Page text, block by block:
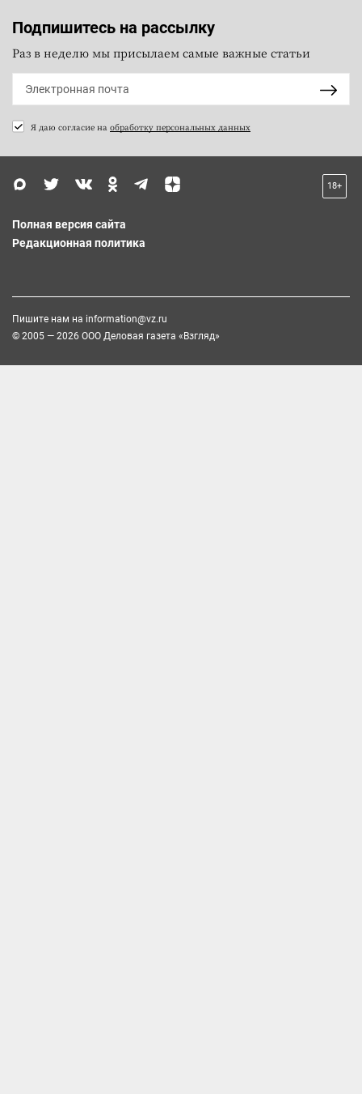
Подпишитесь на рассылку
Раз в неделю мы присылаем самые важные статьи
Я даю согласие на обработку персональных данных
18+
Полная версия сайта
Редакционная политика
Пишите нам на information@vz.ru
© 2005 — 2026 ООО Деловая газета «Взгляд»